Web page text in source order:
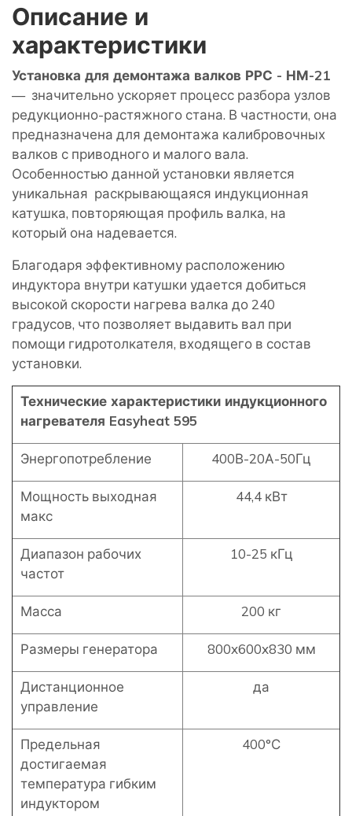
Описание и
характеристики
Установка для демонтажа валков РРС - НМ-21
— значительно ускоряет процесс разбора узлов
редукционно-растяжного стана. В частности, она
предназначена для демонтажа калибровочных
валков с приводного и малого вала.
Особенностью данной установки является
уникальная раскрывающаяся индукционная
катушка, повторяющая профиль валка, на
который она надевается.
Благодаря эффективному расположению
индуктора внутри катушки удается добиться
высокой скорости нагрева валка до 240
градусов, что позволяет выдавить вал при
помощи гидротолкателя, входящего в состав
установки.
Технические характеристики индукционного
нагревателя Easyheat 595
Энергопотребление 400В-20А-50Гц
Мощность выходная
макс
44,4 кВт
Диапазон рабочих
частот
10-25 кГц
Масса 200 кг
Размеры генератора 800x600x830 мм
Дистанционное
управление
да
Предельная
достигаемая
температура гибким
индуктором
400°С